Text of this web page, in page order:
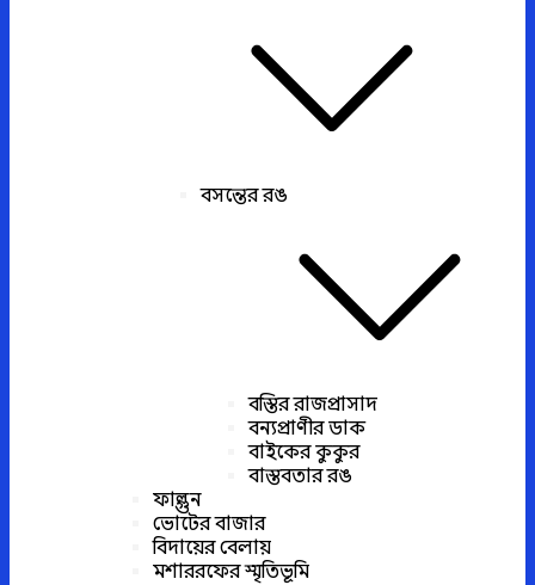
বসন্তের রঙ
বস্তির রাজপ্রাসাদ
বন্যপ্রাণীর ডাক
বাইকের কুকুর
বাস্তবতার রঙ
ফাল্গুন
ভোটের বাজার
বিদায়ের বেলায়
মশাররফের স্মৃতিভূমি